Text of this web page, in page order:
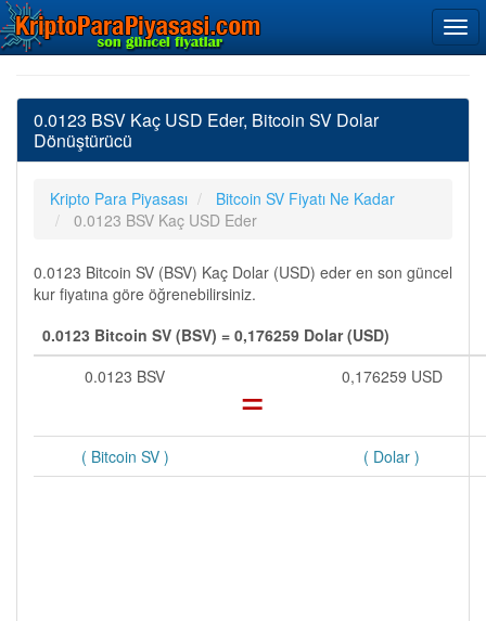
0.0123 BSV Kaç USD Eder, Bitcoin SV Dolar
Dönüştürücü
Kripto Para Piyasası
Bitcoin SV Fiyatı Ne Kadar
0.0123 BSV Kaç USD Eder
0.0123 Bitcoin SV (BSV) Kaç Dolar (USD) eder en son güncel
kur fiyatına göre öğrenebilirsiniz.
0.0123 Bitcoin SV (BSV) = 0,176259 Dolar (USD)
0.0123 BSV
= 0,176259 USD
( Bitcoin SV ) ( Dolar )